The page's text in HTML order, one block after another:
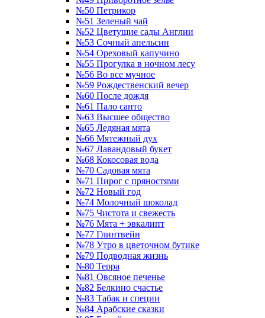
№50 Петрикор
№51 Зеленый чай
№52 Цветущие сады Англии
№53 Сочный апельсин
№54 Ореховый капучино
№55 Прогулка в ночном лесу
№56 Во все мучное
№59 Рождественский вечер
№60 После дождя
№61 Пало санто
№63 Высшее общество
№65 Ледяная мята
№66 Мятежный дух
№67 Лавандовый букет
№68 Кокосовая вода
№70 Садовая мята
№71 Пирог с пряностями
№72 Новый год
№74 Молочный шоколад
№75 Чистота и свежесть
№76 Мята + эвкалипт
№77 Глинтвейн
№78 Утро в цветочном бутике
№79 Подводная жизнь
№80 Терра
№81 Овсяное печенье
№82 Белкино счастье
№83 Табак и специи
№84 Арабские сказки